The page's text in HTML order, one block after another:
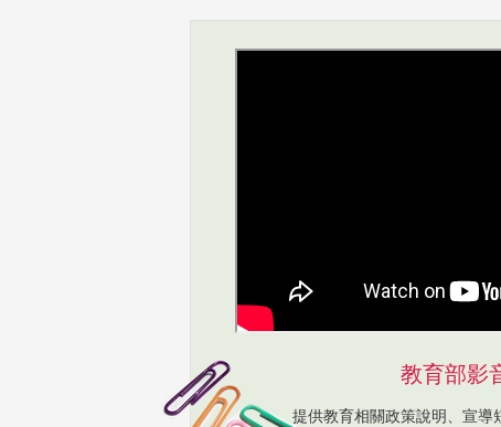
教育部影
提供教育相關政策說明、宣導